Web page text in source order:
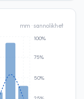
mm · sannolikhet
50%
75%
100%